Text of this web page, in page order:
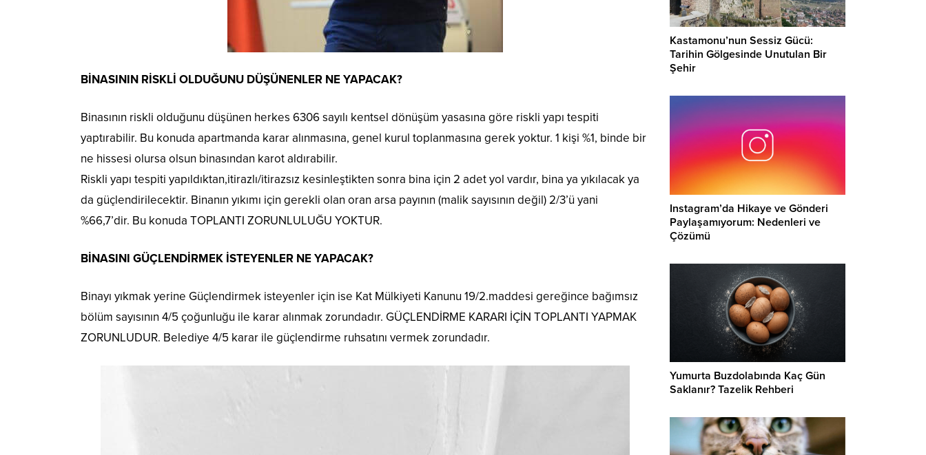
BİNASININ RİSKLİ OLDUĞUNU DÜŞÜNENLER NE YAPACAK?
Binasının riskli olduğunu düşünen herkes 6306 sayılı kentsel dönüşüm yasasına göre riskli yapı tespiti
yaptırabilir. Bu konuda apartmanda karar alınmasına, genel kurul toplanmasına gerek yoktur. 1 kişi %1, binde bir
ne hissesi olursa olsun binasından karot aldırabilir.
Riskli yapı tespiti yapıldıktan,itirazlı/itirazsız kesinleştikten sonra bina için 2 adet yol vardır, bina ya yıkılacak ya
da güçlendirilecektir. Binanın yıkımı için gerekli olan oran arsa payının (malik sayısının değil) 2/3’ü yani
%66,7’dir. Bu konuda TOPLANTI ZORUNLULUĞU YOKTUR.
BİNASINI GÜÇLENDİRMEK İSTEYENLER NE YAPACAK?
Binayı yıkmak yerine Güçlendirmek isteyenler için ise Kat Mülkiyeti Kanunu 19/2.maddesi gereğince bağımsız
bölüm sayısının 4/5 çoğunluğu ile karar alınmak zorundadır. GÜÇLENDİRME KARARI İÇİN TOPLANTI YAPMAK
ZORUNLUDUR. Belediye 4/5 karar ile güçlendirme ruhsatını vermek zorundadır.
Kastamonu’nun Sessiz Gücü:
Tarihin Gölgesinde Unutulan Bir
Şehir
Instagram’da Hikaye ve Gönderi
Paylaşamıyorum: Nedenleri ve
Çözümü
Yumurta Buzdolabında Kaç Gün
Saklanır? Tazelik Rehberi